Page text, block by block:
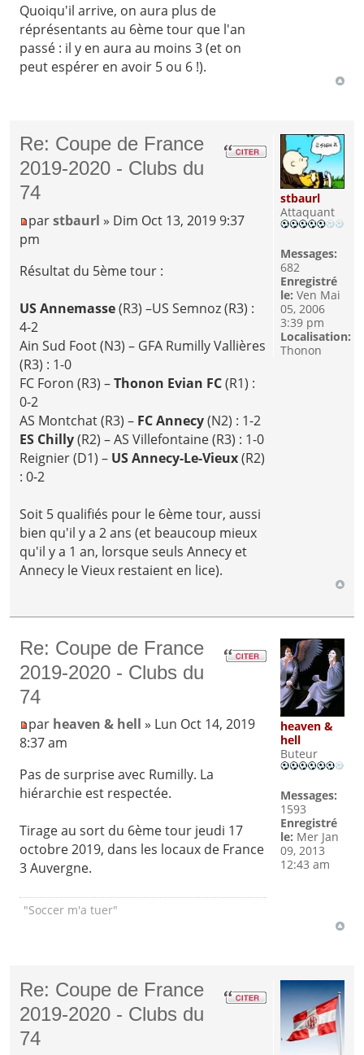
Quoiqu'il arrive, on aura plus de
réprésentants au 6ème tour que l'an
passé : il y en aura au moins 3 (et on
peut espérer en avoir 5 ou 6 !).
Re: Coupe de France
2019-2020 - Clubs du
74
parstbaurl » Dim Oct 13, 2019 9:37
pm
Résultat du 5ème tour :
US Annemasse(R3) –US Semnoz (R3) :
4-2
Ain Sud Foot (N3) – GFA Rumilly Vallières
(R3) : 1-0
FC Foron (R3) –Thonon Evian FC(R1) :
0-2
AS Montchat (R3) – FC Annecy(N2) : 1-2
ES Chilly(R2) – AS Villefontaine (R3) : 1-0
Reignier (D1) – US Annecy-Le-Vieux(R2)
: 0-2
Soit 5 qualifiés pour le 6ème tour, aussi
bien qu'il y a 2 ans (et beaucoup mieux
qu'il y a 1 an, lorsque seuls Annecy et
Annecy le Vieux restaient en lice).
stbaurl
Attaquant
Messages:
682
Enregistré
le: Ven Mai
05, 2006
3:39 pm
Localisation:
Thonon
Re: Coupe de France
2019-2020 - Clubs du
74
par heaven & hell » Lun Oct 14, 2019
8:37 am
Pas de surprise avec Rumilly. La
hiérarchie est respectée.
Tirage au sort du 6ème tour jeudi 17
octobre 2019, dans les locaux de France
3 Auvergne.
"Soccer m'a tuer"
heaven &
hell
Buteur
Messages:
1593
Enregistré
le: Mer Jan
09, 2013
12:43 am
Re: Coupe de France
2019-2020 - Clubs du
74